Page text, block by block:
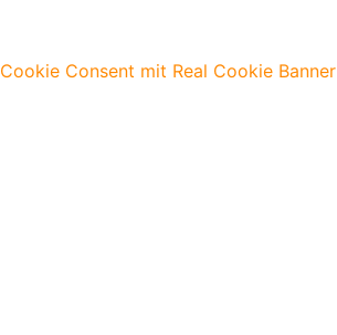
Cookie Consent mit Real Cookie Banner